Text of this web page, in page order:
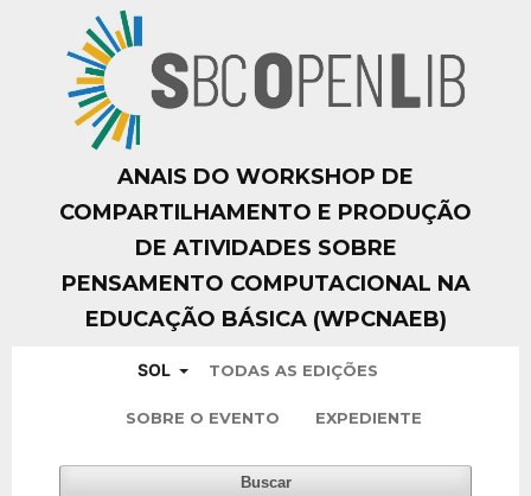
ANAIS DO WORKSHOP DE
COMPARTILHAMENTO E PRODUÇÃO
DE ATIVIDADES SOBRE
PENSAMENTO COMPUTACIONAL NA
EDUCAÇÃO BÁSICA (WPCNAEB)
SOL TODAS AS EDIÇÕES
SOBRE O EVENTO EXPEDIENTE
Buscar